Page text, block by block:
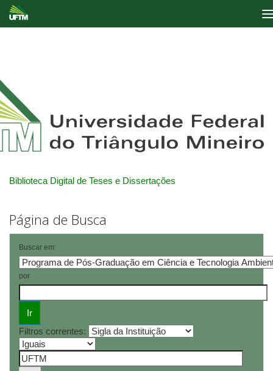
Biblioteca Digital de Teses e Dissertações
Página de Busca
Buscar em:
por
Filtros correntes: